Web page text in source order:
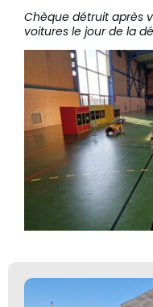
Chèque détruit après
voitures le jour de la